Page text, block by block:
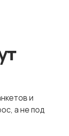
и
а не под